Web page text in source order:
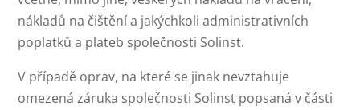
nákladů na čištění a jakýchkoli administrativních
poplatků a plateb společnosti Solinst.
V případě oprav, na které se jinak nevztahuje
omezená záruka společnosti Solinst popsaná v části